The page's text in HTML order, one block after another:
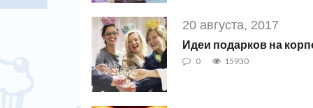
20 августа, 2017
Идеи подарков на
0 15930